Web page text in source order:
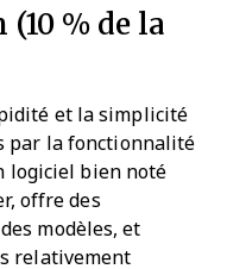
% de la
et la simplicité
par la fonctionnalité
logiciel bien noté
offre des
modèles, et
relativement